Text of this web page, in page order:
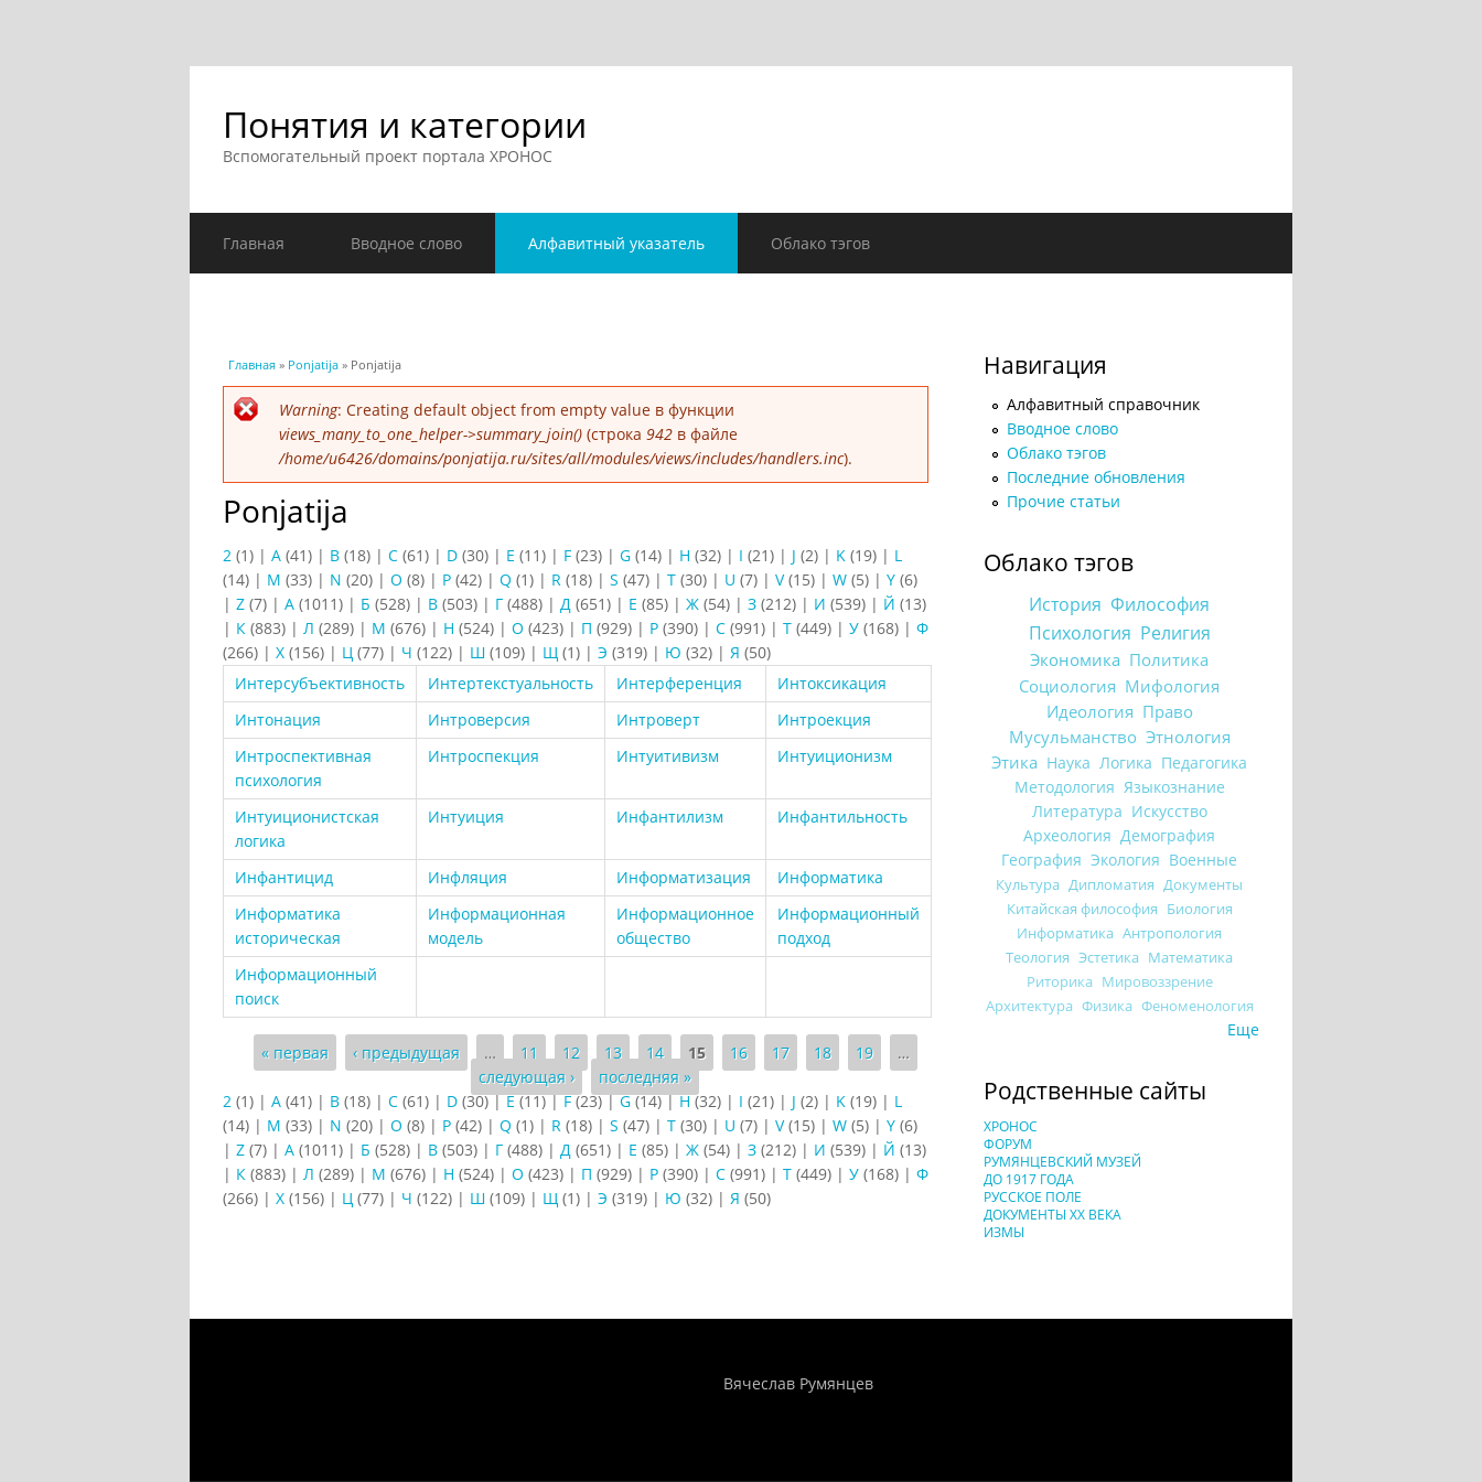
Понятия и категории
Вспомогательный проект портала ХРОНОС
Главная Вводное слово Алфавитный указатель Облако тэгов
Вы здесь
Главная » Ponjatija » Ponjatija
Сообщение об ошибке
Warning: Creating default object from empty value в функции
views_many_to_one_helper->summary_join() (строка 942 в файле
/home/u6426/domains/ponjatija.ru/sites/all/modules/views/includes/handlers.inc).
Ponjatija
2 (1) | A (41) | B (18) | C (61) | D (30) | E (11) | F (23) | G (14) | H (32) | I (21) | J (2) | K (19) | L
(14) | M (33) | N (20) | O (8) | P (42) | Q (1) | R (18) | S (47) | T (30) | U (7) | V(15) | W (5) | Y (6)
| Z (7) | А (1011) | Б (528) | В (503) | Г (488) | Д (651) | Е (85) | Ж (54) | З (212) | И (539) | Й (13)
| К (883) | Л (289) | М (676) | Н (524) | О (423) | П (929) | Р (390) | С (991) | Т (449) | У (168) | Ф
(266) | Х (156) | Ц (77) | Ч (122) | Ш (109) | Щ (1) | Э (319) | Ю (32) | Я (50)
Интерсубъективность
Интертекстуальность Интерференция
Интоксикация
Интонация
Интроверсия Интроверт
Интроекция
Интроспективная
психология
Интроспекция Интуитивизм Интуиционизм
Интуиционистская
логика
Интуиция Инфантилизм Инфантильность
Инфантицид Инфляция Информатизация
Информатика
Информатика
историческая
Информационная
модель
Информационное
общество
Информационный
подход
Информационный
поиск
Страницы
« первая ‹ предыдущая … 11 12 13 14 15 16 17 18 19
…
следующая ›
последняя »
2 (1) | A (41) | B (18) | C (61) | D (30)|E(11)|F(23)|G(14)|H(32) | I (21) | J (2) | K (19) | L
(14) | M (33) | N (20) | O (8) | P (42) | Q (1) | R (18) | S (47) | T (30) | U (7) | V(15) | W (5) | Y (6)
| Z (7) | А (1011) | Б (528) | В (503) | Г (488) | Д (651) | Е (85) | Ж (54) | З (212) | И (539) | Й (13)
| К (883) | Л (289) | М (676) | Н (524) | О (423) | П (929) | Р (390) | С (991) | Т (449) | У (168) | Ф
(266) | Х (156) | Ц (77) | Ч (122) | Ш (109) | Щ (1) | Э (319) | Ю (32) | Я (50)
Навигация
Алфавитный справочник
Вводное слово
Облако тэгов
Последние обновления
Прочие статьи
Облако тэгов
История Философия
Психология Религия
Экономика Политика
Социология Мифология
Идеология Право
Мусульманство Этнология
Этика Наука Логика Педагогика
Методология Языкознание
Литература Искусство
Археология Демография
География Экология Военные
Культура Дипломатия Документы
Китайская философия Биология
Информатика Антропология
Теология Эстетика Математика
Риторика Мировоззрение
Архитектура Физика Феноменология
Еще
Родственные сайты
ХРОНОС
ФОРУМ
РУМЯНЦЕВСКИЙ МУЗЕЙ
ДО 1917 ГОДА
РУССКОЕ ПОЛЕ
ДОКУМЕНТЫ XX ВЕКА
ИЗМЫ
Вячеслав Румянцев